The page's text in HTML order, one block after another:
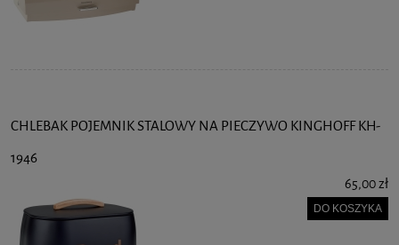
CHLEBAK POJEMNIK STALOWY NA PIECZYWO KINGHOFF KH-
1946
65,00 zł
DO KOSZYKA